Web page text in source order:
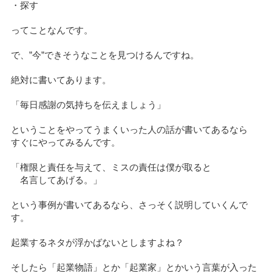
・探す
ってことなんです。
で、”今”できそうなことを見つけるんですね。
絶対に書いてあります。
「毎日感謝の気持ちを伝えましょう」
ということをやってうまくいった人の話が書いてあるなら
すぐにやってみるんです。
「権限と責任を与えて、ミスの責任は僕が取ると
名言してあげる。」
という事例が書いてあるなら、さっそく説明していくんで
す。
起業するネタが浮かばないとしますよね？
そしたら「起業物語」とか「起業家」とかいう言葉が入った